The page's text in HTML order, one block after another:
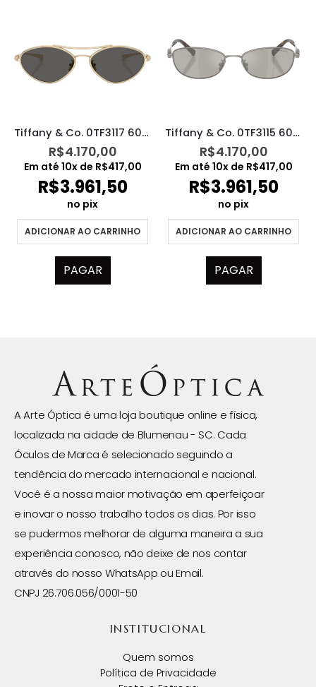
Tiffany & Co. 0TF3117 6021S4
R$4.170,00
Em até 10x de R$417,00
R$3.961,50
no pix
ADICIONAR AO CARRINHO
PAGAR
Tiffany & Co. 0TF3115 60036G
R$4.170,00
Em até 10x de R$417,00
R$3.961,50
no pix
ADICIONAR AO CARRINHO
PAGAR
A Arte Óptica é uma loja boutique online e física,
localizada na cidade de Blumenau - SC. Cada
Óculos de Marca é selecionado seguindo a
tendência do mercado internacional e nacional.
Você é a nossa maior motivação em aperfeiçoar
e inovar o nosso trabalho todos os dias. Por isso
se pudermos melhorar de alguma maneira a sua
experiência conosco, não deixe de nos contar
através do nosso WhatsApp ou Email.
CNPJ 26.706.056/0001-50
INSTITUCIONAL
Quem somos
Política de Privacidade